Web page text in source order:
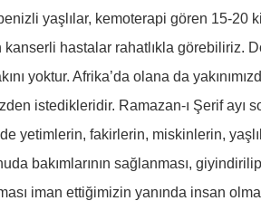
yaşlılar, kemoterapi gören 15-20
hastalar rahatlıkla görebiliriz.
yoktur. Afrika’da olana da
istedikleridir. Ramazan-ı Şerif ayı
yetimlerin, fakirlerin, miskinlerin,
bakımlarının sağlanması,
iman ettiğimizin yanında insan